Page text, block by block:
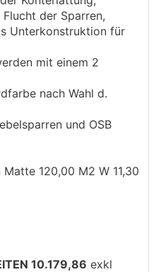
der Sparren,
Unterkonstruktion für
mit einem 2
nach Wahl d.
und OSB
120,00 M2 W 11,30
10.179,86 exkl